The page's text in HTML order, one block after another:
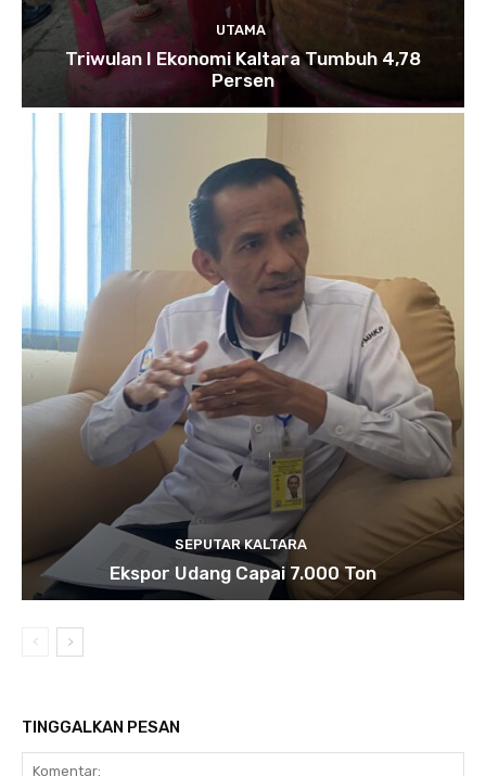
UTAMA
Triwulan I Ekonomi Kaltara Tumbuh 4,78
Persen
SEPUTAR KALTARA
Ekspor Udang Capai 7.000 Ton
TINGGALKAN PESAN